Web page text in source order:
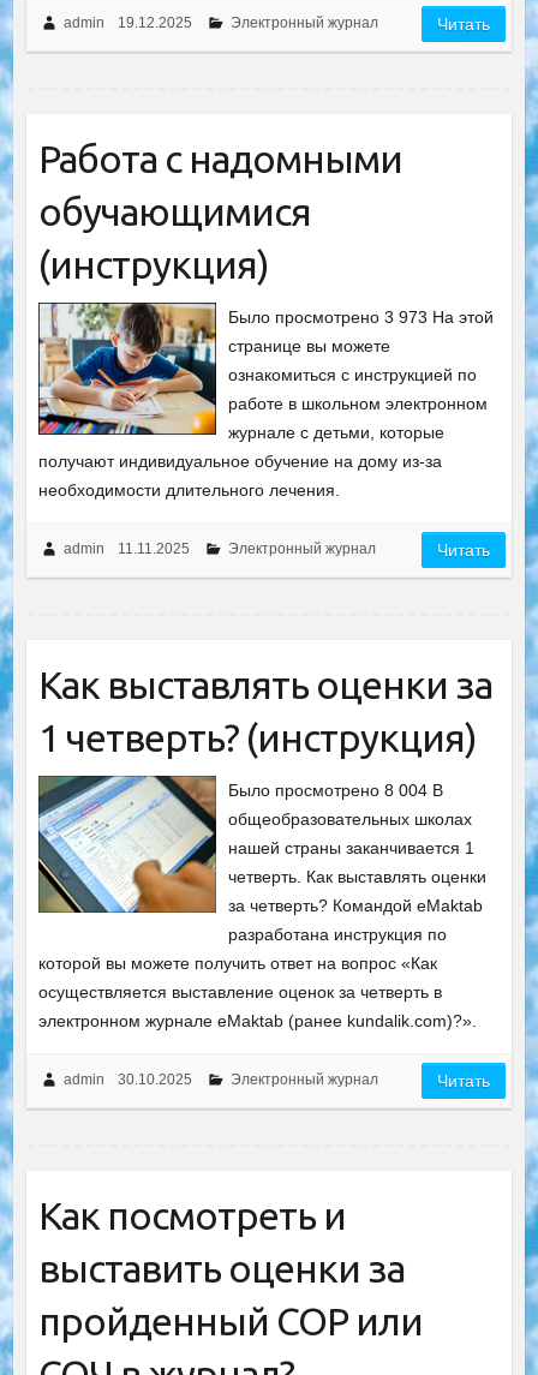
admin 19.12.2025 Электронный журнал Читать
Работа с надомными
обучающимися
(инструкция)
Было просмотрено 3 973 На этой
странице вы можете
ознакомиться с инструкцией по
работе в школьном электронном
журнале с детьми, которые
получают индивидуальное обучение на дому из-за
необходимости длительного лечения.
admin 11.11.2025 Электронный журнал Читать
Как выставлять оценки за
1 четверть? (инструкция)
Было просмотрено 8 004 В
общеобразовательных школах
нашей страны заканчивается 1
четверть. Как выставлять оценки
за четверть? Командой eMaktab
разработана инструкция по
которой вы можете получить ответ на вопрос «Как
осуществляется выставление оценок за четверть в
электронном журнале eMaktab (ранее kundalik.com)?».
admin 30.10.2025 Электронный журнал Читать
Как посмотреть и
выставить оценки за
пройденный СОР или